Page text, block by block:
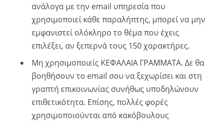
ανάλογα με την email υπηρεσία που
χρησιμοποιεί κάθε παραλήπτης, μπορεί να μην
εμφανιστεί ολόκληρο το θέμα που έχεις
επιλέξει, αν ξεπερνά τους 150 χαρακτήρες.
Μη χρησιμοποιείς ΚΕΦΑΛΑΙΑ ΓΡΑΜΜΑΤΑ. Δε θα
βοηθήσουν το email σου να ξεχωρίσει και στη
γραπτή επικοινωνίας συνήθως υποδηλώνουν
επιθετικότητα. Επίσης, πολλές φορές
χρησιμοποιούνται από κακόβουλους